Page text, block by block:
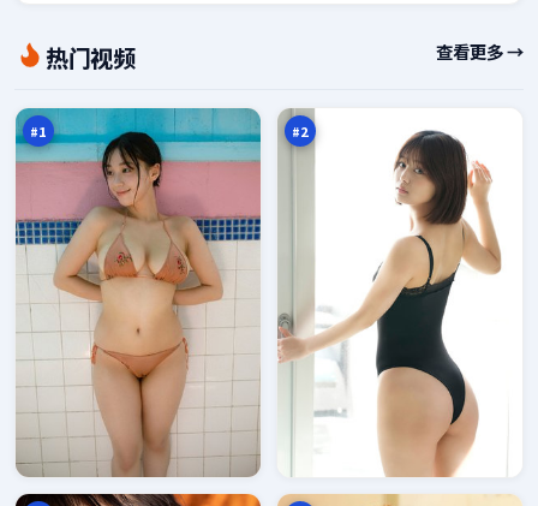
热门视频 查看更多 →
#1
锋
惊 98
#2
限
破
晓
96
万
零
点